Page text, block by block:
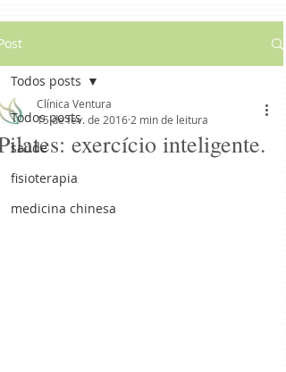
Todos posts
saúde
fisioterapia
medicina chinesa
Todos posts
exercício inteligente.
Clínica Ventura
15 de fev. de 2016 2 min de leitura